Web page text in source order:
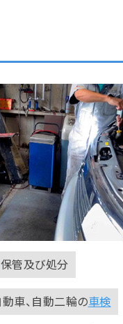
保管及び処分
車、自動二輪の車検